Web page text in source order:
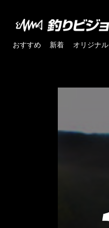
おすすめ 新着 オリジナル